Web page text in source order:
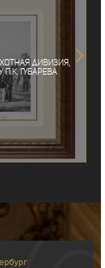
дивизия,
П.К. Губарева